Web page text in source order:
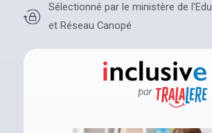
Sélectionné par le ministère de
et Réseau Canopé